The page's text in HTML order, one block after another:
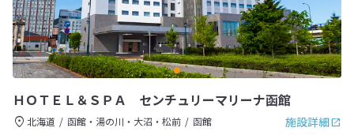
ＨＯＴＥＬ＆ＳＰＡ センチュリーマリーナ函館
施設詳細
北海道 函館・湯の川・大沼・松前
函館